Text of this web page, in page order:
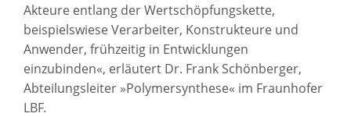
Akteure entlang der Wertschöpfungskette,
beispielswiese Verarbeiter, Konstrukteure und
Anwender, frühzeitig in Entwicklungen
einzubinden«, erläutert Dr. Frank Schönberger,
Abteilungsleiter »Polymersynthese« im Fraunhofer
LBF.